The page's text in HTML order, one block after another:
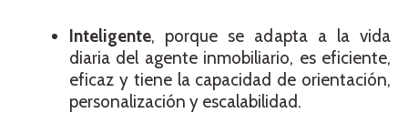
Inteligente, porque se adapta a la vida
diaria del agente inmobiliario, es eficiente,
eficaz y tiene la capacidad de orientación,
personalización y escalabilidad.